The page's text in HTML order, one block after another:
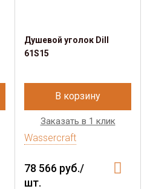
Душевой уголок Dill
61S15
В корзину
Заказать в 1 клик
Wassercraft
78 566 руб./
шт.